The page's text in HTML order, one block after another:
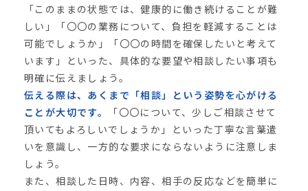
「このままの状態では、健康的に働き続けることが難
しい」「〇〇の業務について、負担を軽減することは
可能でしょうか」「〇〇の時間を確保したいと考えて
います」といった、具体的な要望や相談したい事項も
明確に伝えましょう。
伝える際は、あくまで「相談」という姿勢を心がける
ことが大切です。
「〇〇について、少しご相談させて
頂いてもよろしいでしょうか」といった丁寧な言葉遣
いを意識し、一方的な要求にならないように注意しま
しょう。
また、相談した日時、内容、相手の反応などを簡単に